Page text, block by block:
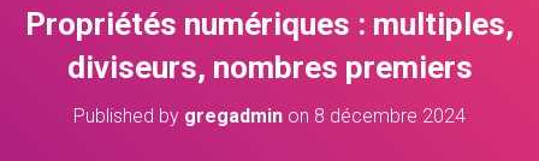
F
Propriétés numériques : multiples,
diviseurs, nombres premiers
Published by gregadmin on 8 décembre 2024